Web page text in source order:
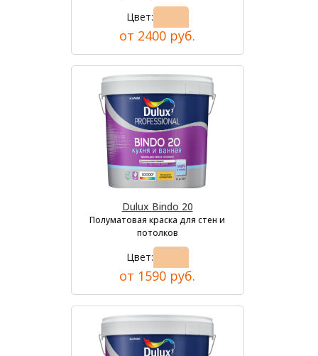
Цвет:
от 2400 руб.
Dulux Bindo 20
Полуматовая краска для стен и
потолков
Цвет:
от 1590 руб.